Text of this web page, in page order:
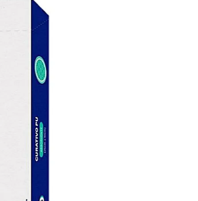
Estetoscopio Littmann
Aparelho Pressão
Absorvente Geriatrico
Cadeira Banho